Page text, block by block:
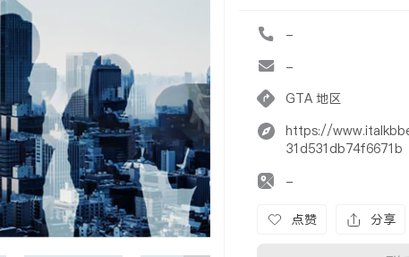
-
-
GTA 地区
https://
31d531db74f6671b
-
点赞 分享